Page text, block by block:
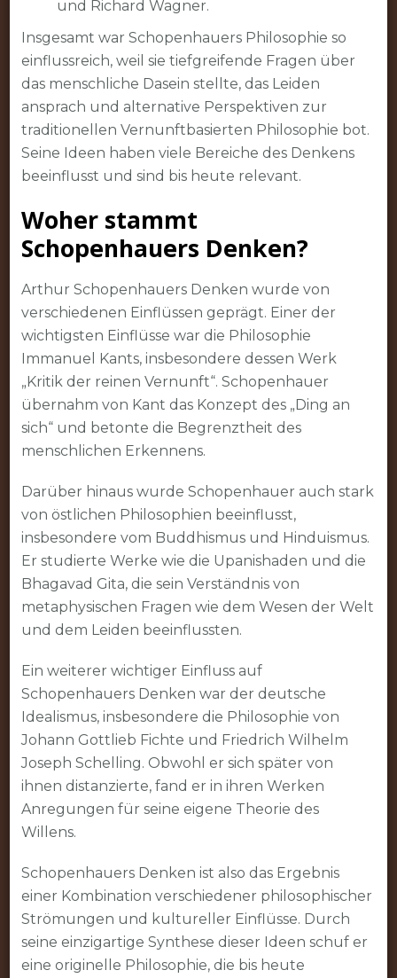
und Richard Wagner.
Insgesamt war Schopenhauers Philosophie so
einflussreich, weil sie tiefgreifende Fragen über
das menschliche Dasein stellte, das Leiden
ansprach und alternative Perspektiven zur
traditionellen Vernunftbasierten Philosophie bot.
Seine Ideen haben viele Bereiche des Denkens
beeinflusst und sind bis heute relevant.
Woher stammt
Schopenhauers Denken?
Arthur Schopenhauers Denken wurde von
verschiedenen Einflüssen geprägt. Einer der
wichtigsten Einflüsse war die Philosophie
Immanuel Kants, insbesondere dessen Werk
„Kritik der reinen Vernunft“. Schopenhauer
übernahm von Kant das Konzept des „Ding an
sich“ und betonte die Begrenztheit des
menschlichen Erkennens.
Darüber hinaus wurde Schopenhauer auch stark
von östlichen Philosophien beeinflusst,
insbesondere vom Buddhismus und Hinduismus.
Er studierte Werke wie die Upanishaden und die
Bhagavad Gita, die sein Verständnis von
metaphysischen Fragen wie dem Wesen der Welt
und dem Leiden beeinflussten.
Ein weiterer wichtiger Einfluss auf
Schopenhauers Denken war der deutsche
Idealismus, insbesondere die Philosophie von
Johann Gottlieb Fichte und Friedrich Wilhelm
Joseph Schelling. Obwohl er sich später von
ihnen distanzierte, fand er in ihren Werken
Anregungen für seine eigene Theorie des
Willens.
Schopenhauers Denken ist also das Ergebnis
einer Kombination verschiedener philosophischer
Strömungen und kultureller Einflüsse. Durch
seine einzigartige Synthese dieser Ideen schuf er
eine originelle Philosophie, die bis heute